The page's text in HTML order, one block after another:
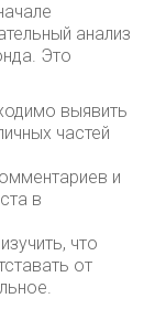
анализ
Это
выявить
частей
и
в
что
от